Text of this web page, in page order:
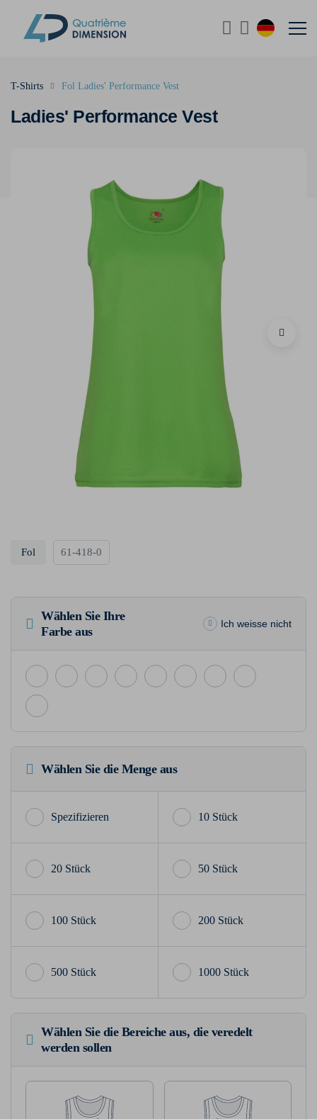
Ladies' Performance Vest
T-Shirts Fol Ladies' Performance Vest
Fol 61-418-0
Wählen Sie Ihre
Farbe aus
Ich weisse nicht
Wählen Sie die Menge aus
10 Stück
20 Stück 50 Stück
100 Stück 200 Stück
500 Stück 1000 Stück
Wählen Sie die Bereiche aus, die veredelt
werden sollen